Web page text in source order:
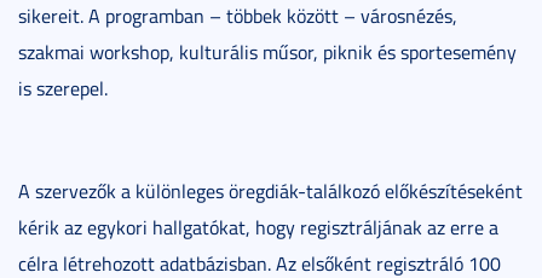
sikereit. A programban – többek között – városnézés,
szakmai workshop, kulturális műsor, piknik és sportesemény
is szerepel.
A szervezők a különleges öregdiák-találkozó előkészítéseként
kérik az egykori hallgatókat, hogy regisztráljának az erre a
célra létrehozott adatbázisban. Az elsőként regisztráló 100